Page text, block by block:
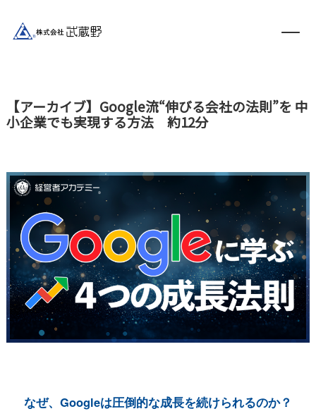
【アーカイブ】Google流“伸びる会社の法則”を 中
小企業でも実現する方法 約12分
なぜ、Googleは圧倒的な成長を続けられるのか？